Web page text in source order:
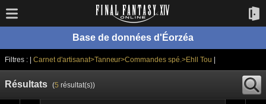
Base de données d'Éorzéa
Filtres : | Carnet d'artisanat>Tanneur>Commandes spé.>Ehll Tou
Résultats (5 résultat(s))